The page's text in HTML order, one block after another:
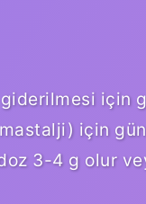
için
için
3-4 g olur